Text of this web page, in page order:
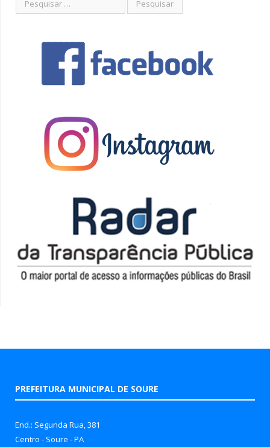
PREFEITURA MUNICIPAL DE SOURE
End.: Segunda Rua, 381
Centro - Soure - PA